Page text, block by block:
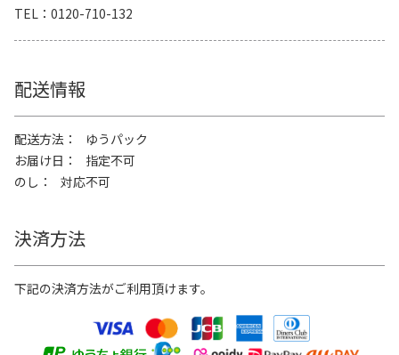
TEL
0120-710-132
配送情報
配送方法
ゆうパック
お届け日
指定不可
のし
対応不可
決済方法
下記の決済方法がご利用頂けます。